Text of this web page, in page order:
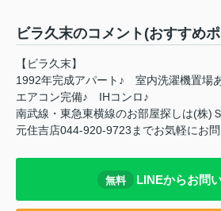
ビラ久末のコメント(おすすめ
【ビラ久末】
1992年完成アパート♪ 室内洗濯機置場
エアコン完備♪ IHコンロ♪
南武線・東急東横線のお部屋探しは(株)
元住吉店044-920-9723までお気軽にお問
無料 LINEからお問